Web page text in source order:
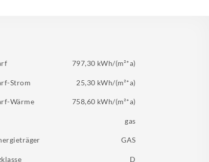
797,30 kWh/(m²*a)
Strom 25,30 kWh/(m²*a)
Wärme 758,60 kWh/(m²*a)
gas
GAS
D